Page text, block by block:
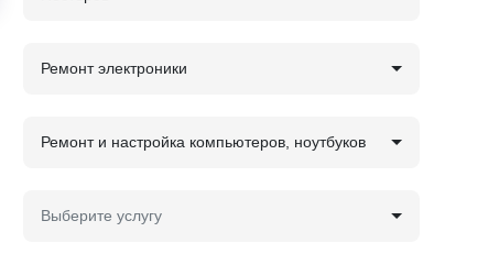
Ремонт электроники
Ремонт и настройка компьютеров, ноутбуков
Выберите услугу